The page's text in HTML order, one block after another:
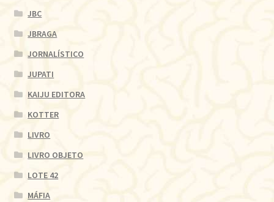
JBC
JBRAGA
JORNALÍSTICO
JUPATI
KAIJU EDITORA
KOTTER
LIVRO
LIVRO OBJETO
LOTE 42
MÁFIA